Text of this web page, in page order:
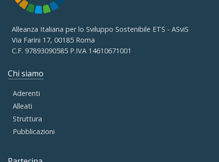
Alleanza Italiana per lo Sviluppo Sostenibile ETS - ASviS
Via Farini 17, 00185 Roma
C.F. 97893090585 P.IVA 14610671001
Chi siamo
Aderenti
Alleati
Struttura
Pubblicazioni